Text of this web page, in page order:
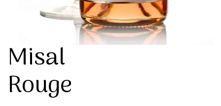
Misal
Rouge